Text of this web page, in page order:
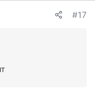
#17